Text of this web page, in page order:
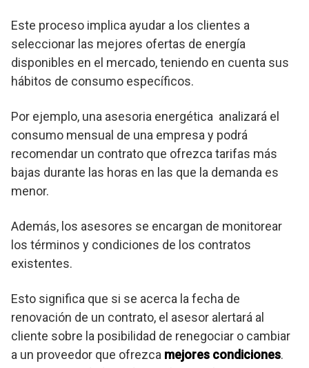
Este proceso implica ayudar a los clientes a
seleccionar las mejores ofertas de energía
disponibles en el mercado, teniendo en cuenta sus
hábitos de consumo específicos.
Por ejemplo, una asesoria energética analizará el
consumo mensual de una empresa y podrá
recomendar un contrato que ofrezca tarifas más
bajas durante las horas en las que la demanda es
menor.
Además, los asesores se encargan de monitorear
los términos y condiciones de los contratos
existentes.
Esto significa que si se acerca la fecha de
renovación de un contrato, el asesor alertará al
cliente sobre la posibilidad de renegociar o cambiar
a un proveedor que ofrezca mejores condiciones.